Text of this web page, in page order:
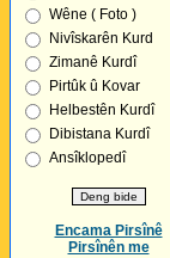
Wêne ( Foto )
Nivîskarên Kurd
Zimanê Kurdî
Pirtûk û Kovar
Helbestên Kurdî
Dibistana Kurdî
Ansîklopedî
Encama Pirsînê
Pirsînên me